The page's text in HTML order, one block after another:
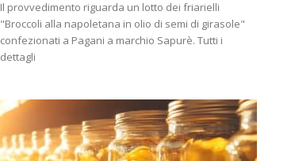
Il provvedimento riguarda un lotto dei friarielli
"Broccoli alla napoletana in olio di semi di girasole"
confezionati a Pagani a marchio Sapurè. Tutti i
dettagli